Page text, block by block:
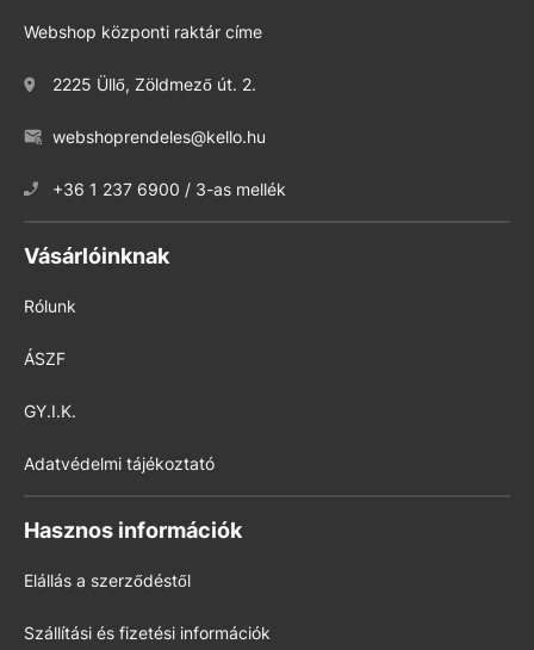
Webshop központi raktár címe
2225 Üllő, Zöldmező út. 2.
webshoprendeles@kello.hu
+36 1 237 6900 / 3-as mellék
Vásárlóinknak
Rólunk
ÁSZF
GY.I.K.
Adatvédelmi tájékoztató
Hasznos információk
Elállás a szerződéstől
Szállítási és fizetési információk